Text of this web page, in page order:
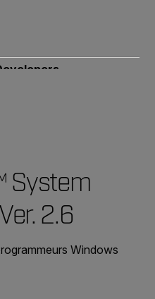
Kit Ver. 2.6
System
2.6
Windows